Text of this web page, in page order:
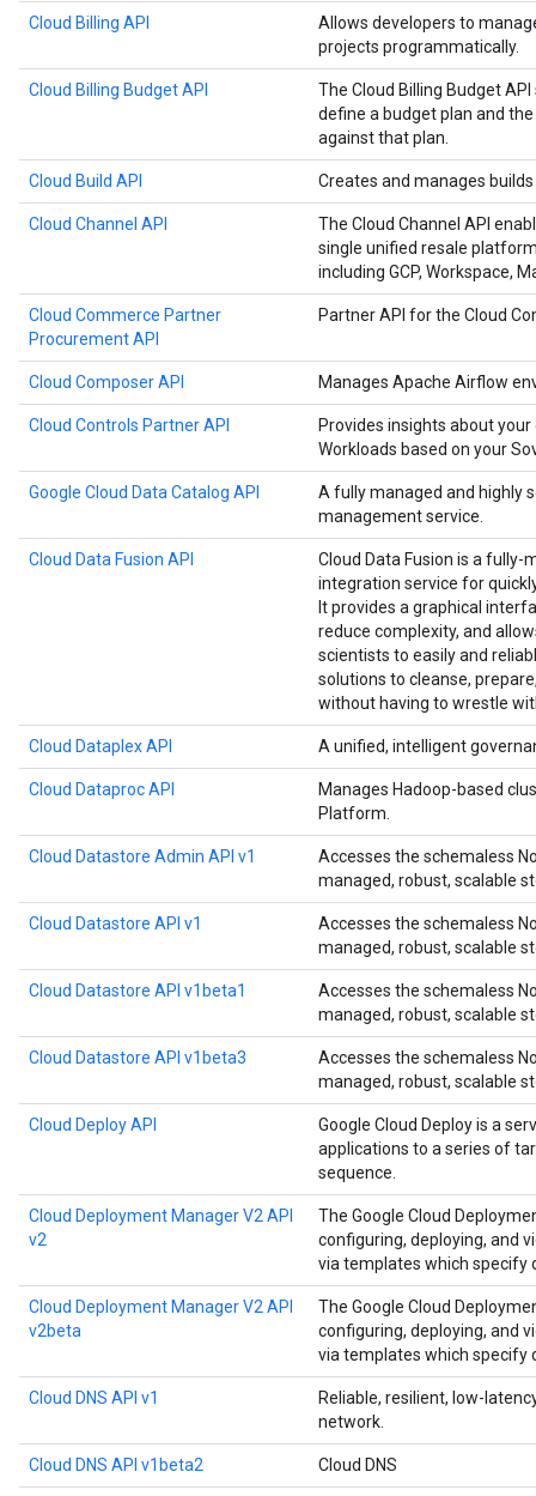
Cloud Billing API
Allows developers to
projects programmatically.
Cloud Billing Budget API
The Cloud Billing Budget
define a budget plan and
against that plan.
Cloud Build API Creates and manages
Cloud Channel API
The Cloud Channel API
single unified resale
including GCP, Workspace,
Cloud Commerce Partner
Procurement API
Partner API for the Cloud
Cloud Composer API Manages Apache Airflow
Cloud Controls Partner API
Provides insights about
Workloads based on your
Google Cloud Data Catalog API
A fully managed and highly
management service.
Cloud Data Fusion API
Cloud Data Fusion is a
integration service for
It provides a graphical
reduce complexity, and
scientists to easily and
solutions to cleanse,
without having to wrestle
Cloud Dataplex API A unified, intelligent
Cloud Dataproc API
Manages Hadoop-based
Platform.
Cloud Datastore Admin API v1
Accesses the schemaless
managed, robust, scalable
Cloud Datastore API v1
Accesses the schemaless
managed, robust, scalable
Cloud Datastore API v1beta1
Accesses the schemaless
managed, robust, scalable
Cloud Datastore API v1beta3
Accesses the schemaless
managed, robust, scalable
Cloud Deploy API
Google Cloud Deploy is a
applications to a series of
sequence.
Cloud Deployment Manager V2 API
v2
The Google Cloud
configuring, deploying, and
via templates which specify
Cloud Deployment Manager V2 API
v2beta
The Google Cloud
configuring, deploying, and
via templates which specify
Cloud DNS API v1
Reliable, resilient, low-
network.
Cloud DNS API v1beta2 Cloud DNS